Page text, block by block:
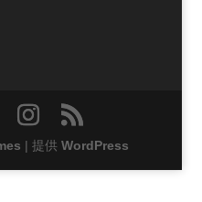
| 提供 WordPress